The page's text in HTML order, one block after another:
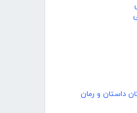
داستان و رمان